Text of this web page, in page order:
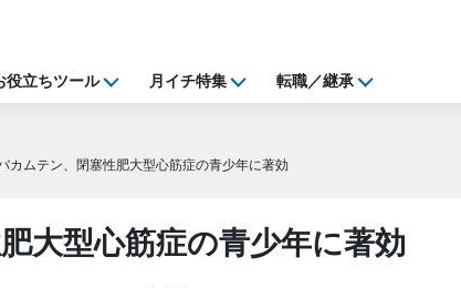
役立ちツール 月イチ特集 転職／継承
カムテン、閉塞性肥大型心筋症の青少年に著効
大型心筋症の青少年に著効